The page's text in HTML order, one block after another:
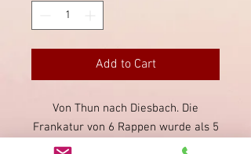
Add to Cart
Von Thun nach Diesbach. Die
Frankatur von 6 Rappen wurde als 5
Rappen Tarif verwendet. Seltene